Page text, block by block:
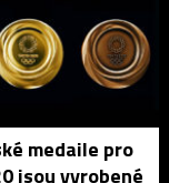
medaile pro
jsou vyrobené